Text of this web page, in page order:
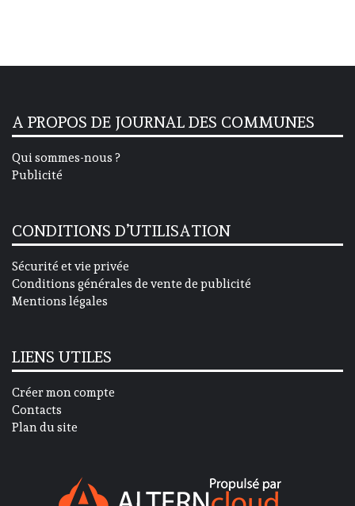
A PROPOS DE JOURNAL DES COMMUNES
Qui sommes-nous ?
Publicité
CONDITIONS D’UTILISATION
Sécurité et vie privée
Conditions générales de vente de publicité
Mentions légales
LIENS UTILES
Créer mon compte
Contacts
Plan du site